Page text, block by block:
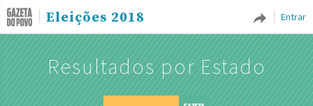
Entrar
Eleições 2018
Resultados por Estado